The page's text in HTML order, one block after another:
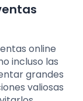
online
incluso las
grandes
valiosas